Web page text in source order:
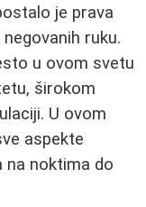
je prava
ruku.
u ovom svetu
širokom
U ovom
aspekte
na noktima do